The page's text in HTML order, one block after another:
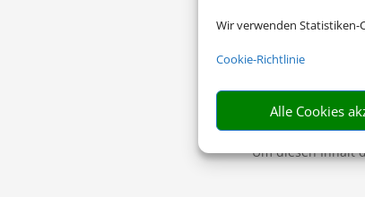
Wir verwenden Statistiken-
Cookie-Richtlinie
Alle Cookies
Um diesen Inhalt